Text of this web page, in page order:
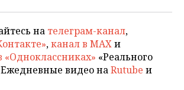
на телеграм-канал,
,канал в MAXи
«Одноклассниках» «Реального
видео наRutube и